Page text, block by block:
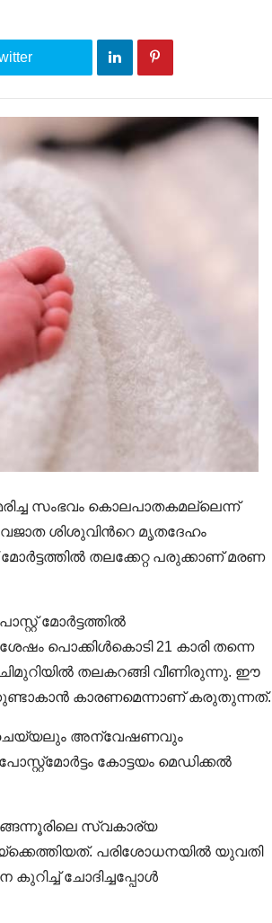
മരിച്ച സംഭവം കൊലപാതകമല്ലെന്ന്
ശിശുവിന്‍റെ മൃതദേഹം
തലക്കേറ്റ പരുക്കാണ് മരണ
മോർട്ടത്തിൽ
പൊക്കിള്‍കൊടി 21 കാരി തന്നെ
തലകറങ്ങി വീണിരുന്നു. ഈ
കാരണമെന്നാണ് കരുതുന്നത്.
അന്വേഷണവും
കോട്ടയം മെഡിക്കല്‍
സ്വകാര്യ
പരിശോധനയില്‍ യുവതി
കുറിച്ച് ചോദിച്ചപ്പോള്‍

